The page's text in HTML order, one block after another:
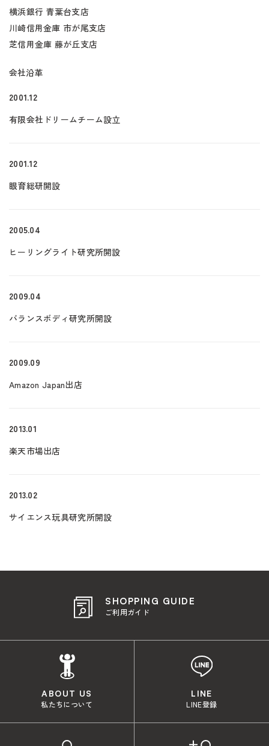
横浜銀行 青葉台支店
川崎信用金庫 市が尾支店
芝信用金庫 藤が丘支店
会社沿革
2001.12
有限会社ドリームチーム設立
2001.12
眼育総研開設
2005.04
ヒーリングライト研究所開設
2009.04
バランスボディ研究所開設
2009.09
Amazon Japan出店
2013.01
楽天市場出店
2013.02
サイエンス玩具研究所開設
SHOPPING GUIDE
ご利用ガイド
ABOUT US
私たちについて
LINE
LINE登録